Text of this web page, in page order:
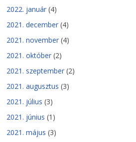
2022. január (4)
2021. december (4)
2021. november (4)
2021. október (2)
2021. szeptember (2)
2021. augusztus (3)
2021. július (3)
2021. június (1)
2021. május (3)